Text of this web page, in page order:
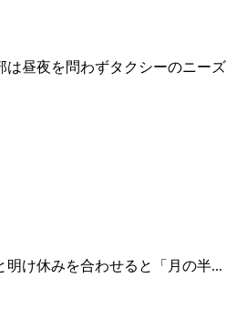
昼夜を問わずタクシーのニー
け休みを合わせると「月の半...